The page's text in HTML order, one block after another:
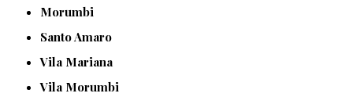
Morumbi
Santo Amaro
Vila Mariana
Vila Morumbi